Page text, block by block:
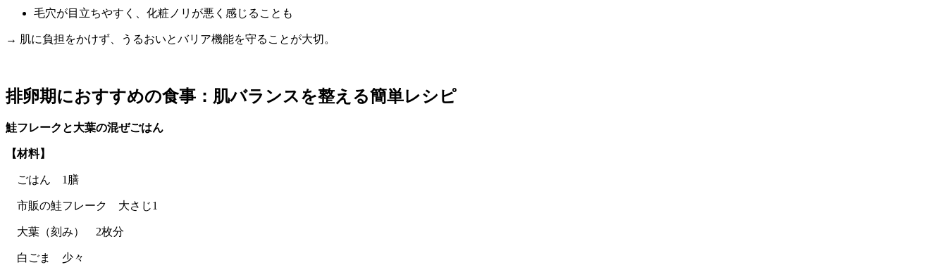
毛穴が目立ちやすく、化粧ノリが悪く感じることも
→ 肌に負担をかけず、うるおいとバリア機能を守ることが大切。
排卵期におすすめの食事：肌バランスを整える簡単レシピ
鮭フレークと大葉の混ぜごはん
【材料】
ごはん 1膳
市販の鮭フレーク 大さじ1
大葉（刻み） 2枚分
白ごま 少々